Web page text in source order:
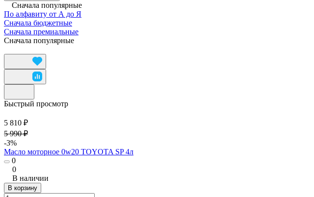
Сначала популярные
По алфавиту от А до Я
Сначала бюджетные
Сначала премиальные
Сначала популярные
Быстрый просмотр
5 810 ₽
5 990 ₽
-3%
Масло моторное 0w20 TOYOTA SP 4л
0
0
В наличии
В корзину